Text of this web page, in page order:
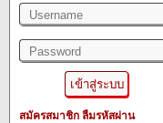
สมัครสมาชิก ลืมรหัสผ่าน